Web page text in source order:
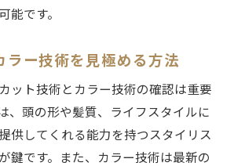
能です。
ラー技術を見極める方法
ット技術とカラー技術の確認は重要
、頭の形や髪質、ライフスタイルに
供してくれる能力を持つスタイリス
鍵です。また、カラー技術は最新の